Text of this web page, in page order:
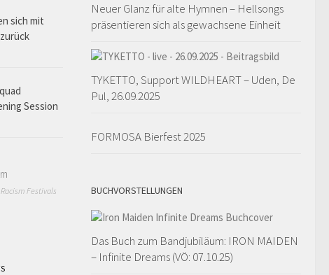
Neuer Glanz für alte Hymnen – Hellsongs
präsentieren sich als gewachsene Einheit
TYKETTO, Support WILDHEART – Uden, De
Pul, 26.09.2025
FORMOSA Bierfest 2025
BUCHVORSTELLUNGEN
Das Buch zum Bandjubiläum: IRON MAIDEN
– Infinite Dreams (VÖ: 07.10.25)
sich mit
Session
Festivals